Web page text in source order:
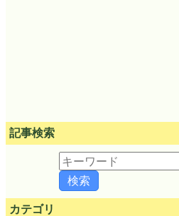
記事検索
カテゴリ